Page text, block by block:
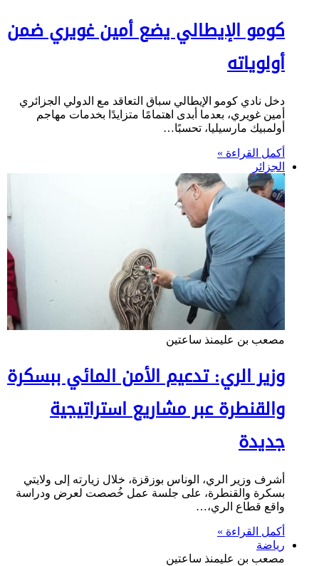
كومو الإيطالي يضع أمين غويري ضمن
أولوياته
دخل نادي كومو الإيطالي سباق التعاقد مع الدولي الجزائري
أمين غويري، بعدما أبدى اهتمامًا متزايدًا بخدمات مهاجم
أولمبيك مارسيليا، تحسبًا…
أكمل القراءة »
الجزائر
مصعب بن عليمنذ ساعتين
وزير الري: تدعيم الأمن المائي ببسكرة
والقنطرة عبر مشاريع استراتيجية
جديدة
أشرف وزير الري، الوناس بوزقزة، خلال زيارته إلى ولايتي
بسكرة والقنطرة، على جلسة عمل خُصصت لعرض ودراسة
واقع قطاع الري،…
أكمل القراءة »
رياضة
مصعب بن عليمنذ ساعتين